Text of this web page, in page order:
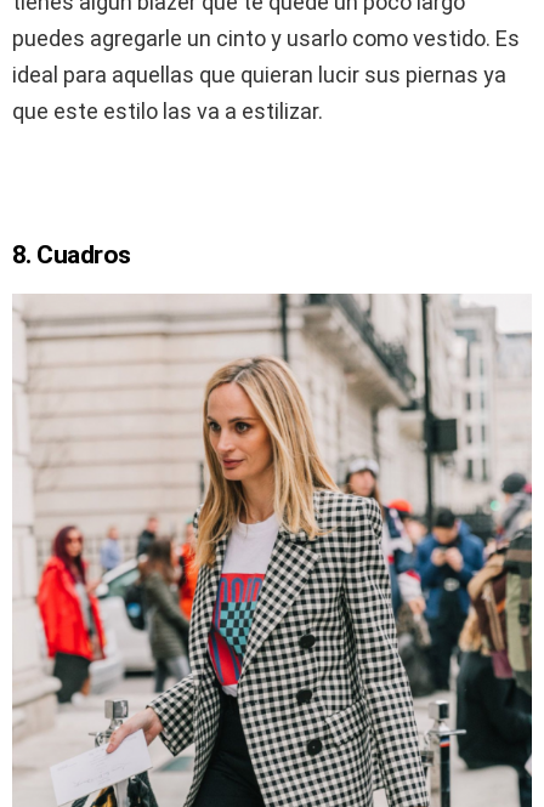
puedes agregarle un cinto y usarlo como vestido. Es
ideal para aquellas que quieran lucir sus piernas ya
que este estilo las va a estilizar.
8. Cuadros